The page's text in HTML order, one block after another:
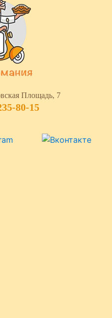
Площадь, 7
80-15